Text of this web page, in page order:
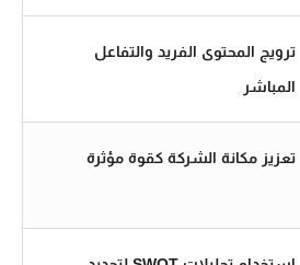
ترويج المحتوى الفريد والتفاعل
المباشر
تعزيز مكانة الشركة كقوة مؤثرة